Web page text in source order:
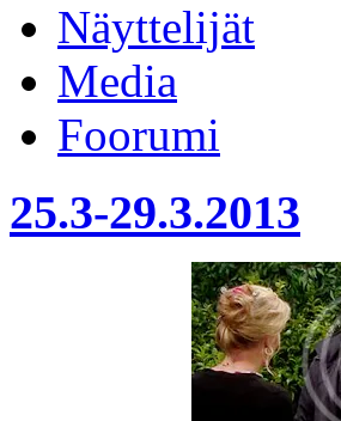
Näyttelijät
Media
Foorumi
25.3-29.3.2013